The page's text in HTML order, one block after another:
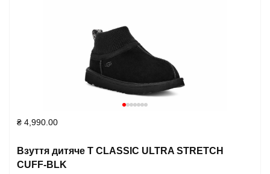
₴ 4,990.00
Взуття дитяче T CLASSIC ULTRA STRETCH
CUFF-BLK